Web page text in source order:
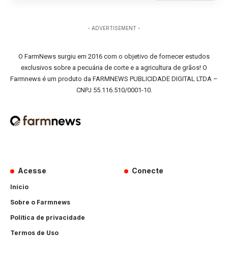
- ADVERTISEMENT -
O FarmNews surgiu em 2016 com o objetivo de fornecer estudos
exclusivos sobre a pecuária de corte e a agricultura de grãos! O
Farmnews é um produto da FARMNEWS PUBLICIDADE DIGITAL LTDA –
CNPJ 55.116.510/0001-10.
Acesse
Início
Sobre o Farmnews
Política de privacidade
Termos de Uso
Conecte